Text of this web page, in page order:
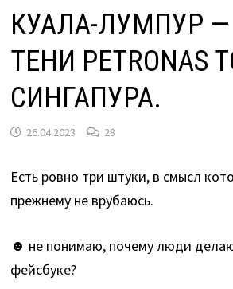
КУАЛА-ЛУМПУР —
ТЕНИ PETRONAS
СИНГАПУРА.
26.04.2023 28
Есть ровно три штуки, в смысл
прежнему не врубаюсь.
☻ не понимаю, почему люди
фейсбуке?